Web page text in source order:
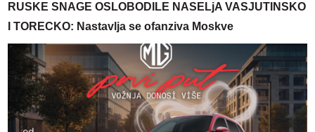
RUSKE SNAGE OSLOBODILE NASELjA VASJUTINSKO
I TORECKO: Nastavlja se ofanziva Moskve